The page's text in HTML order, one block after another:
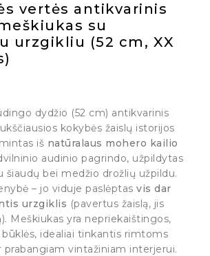
vertės antikvarinis
su
urzgikliu (52 cm, XX
dydžio (52 cm) antikvarinis
kokybės žaislų istorijos
iš natūralaus mohero kailio
audinio pagrindo, užpildytas
šiaudų bei medžio drožlių užpildu.
– jo viduje paslėptas vis dar
urzgiklis (pavertus žaislą, jis
Meškiukas yra nepriekaištingos,
būklės, idealiai tinkantis rimtoms
prabangiam vintažiniam interjerui.